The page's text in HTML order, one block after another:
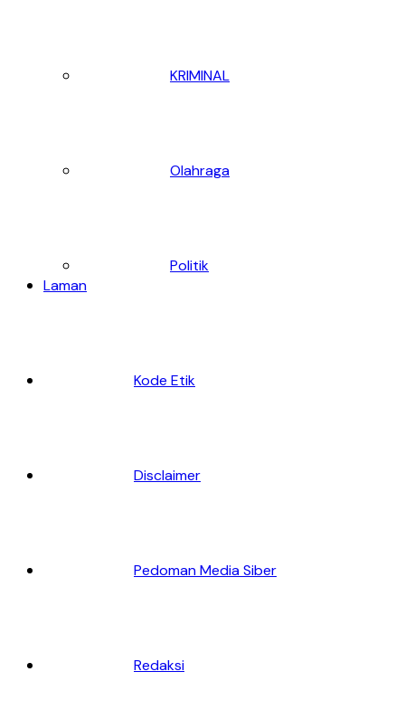
KRIMINAL
Olahraga
Politik
Laman
Kode Etik
Disclaimer
Pedoman Media Siber
Redaksi